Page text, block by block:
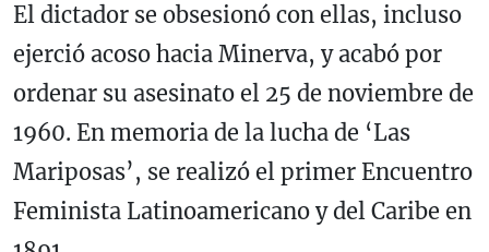
El dictador se obsesionó con ellas, incluso
ejerció acoso hacia Minerva, y acabó por
ordenar su asesinato el 25 de noviembre de
1960. En memoria de la lucha de ‘Las
Mariposas’, se realizó el primer Encuentro
Feminista Latinoamericano y del Caribe en